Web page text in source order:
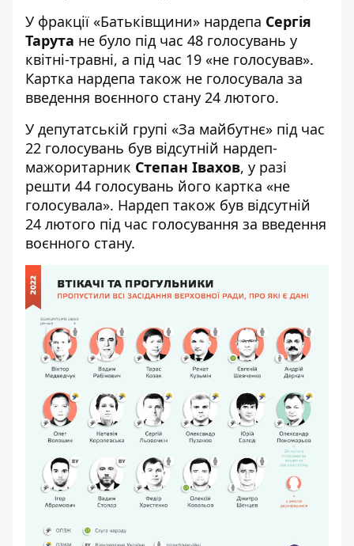
У фракції «Батьківщини» нардепа Сергія
Тарута не було під час 48 голосувань у
квітні-травні, а під час 19 «не голосував».
Картка нардепа також не голосувала за
введення воєнного стану 24 лютого.
У депутатській групі «За майбутнє» під час
22 голосувань був відсутній нардеп-
мажоритарник Степан Івахов, у разі
решти 44 голосувань його картка «не
голосувала». Нардеп також був відсутній
24 лютого під час голосування за введення
воєнного стану.